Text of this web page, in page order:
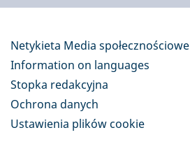
Netykieta Media społecznościowe
Information on languages
Stopka redakcyjna
Ochrona danych
Ustawienia plików cookie